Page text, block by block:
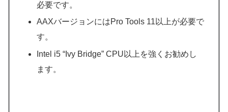
必要です。
AAXバージョンにはPro Tools 11以上が必要で
す。
Intel i5 “Ivy Bridge” CPU以上を強くお勧めし
ます。